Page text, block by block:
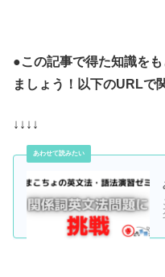
●この記事で得た知識を
ましょう！以下のURLで
↓↓↓↓